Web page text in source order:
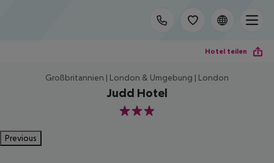
Hotel teilen
Großbritannien | London & Umgebung | London
Judd Hotel
3
Previous